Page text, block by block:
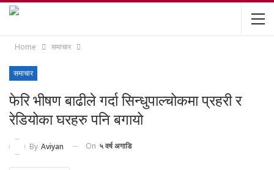
Home समाचार
समाचार
फेरि भीषण बाढीले गर्दा सिन्धुपाल्चोकमा प्रहरी र
रेडियोका घरहरु पनि बगायो
By Aviyan On ५ वर्ष अगाडि